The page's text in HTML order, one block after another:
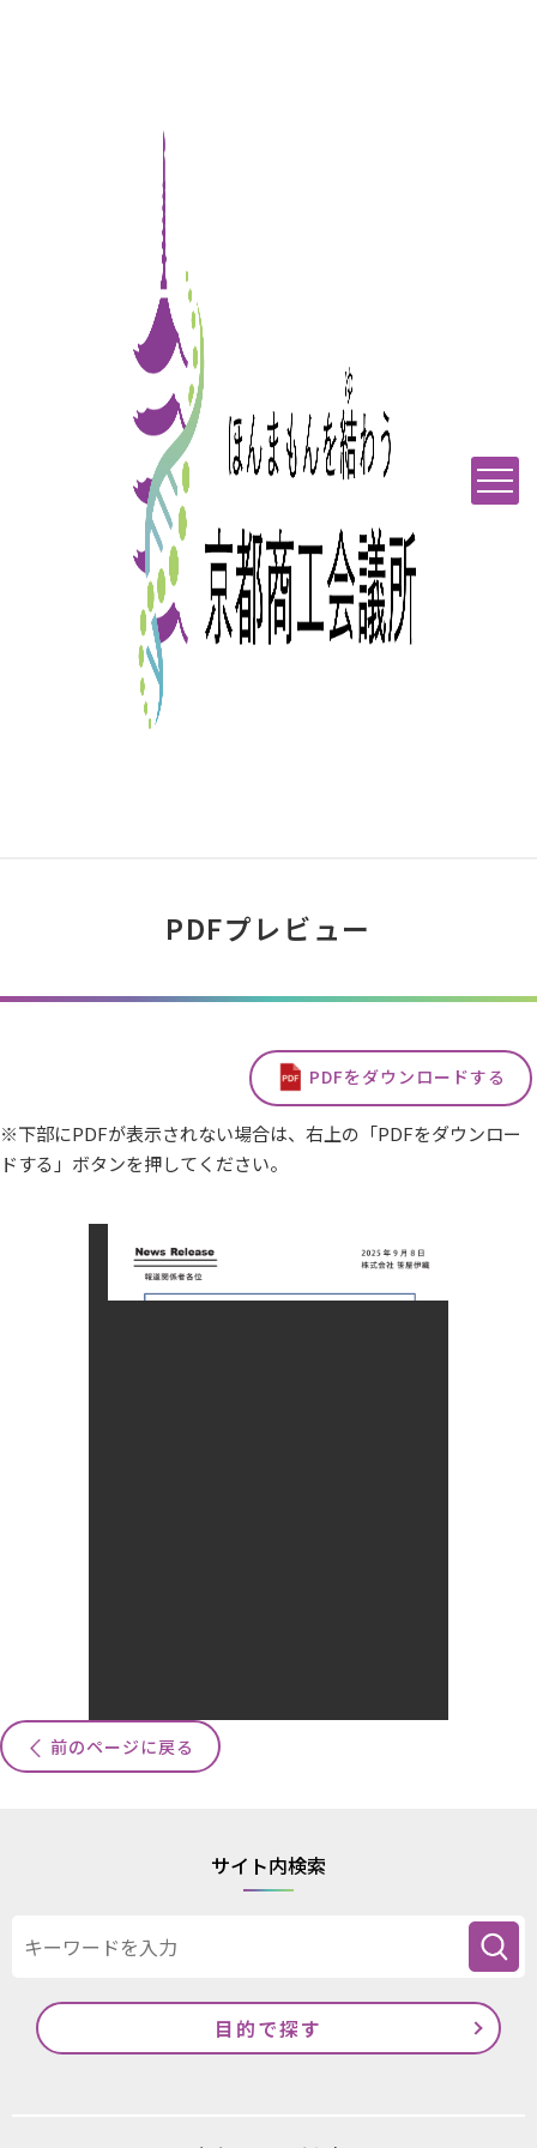
PDFプレビュー
PDFをダウンロードする
※下部にPDFが表示されない場合は、右上の「PDFをダウンロー
ドする」ボタンを押してください。
前のページに戻る
サイト内検索
目的で探す